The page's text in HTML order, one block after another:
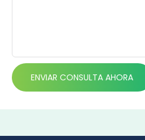
ENVIAR CONSULTA AHORA